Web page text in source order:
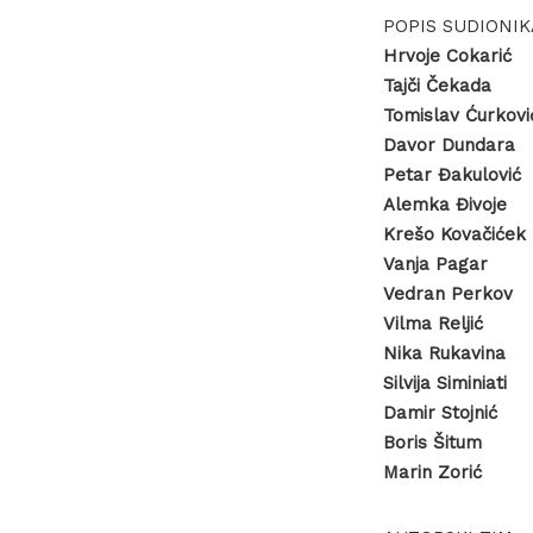
POPIS
Hrvoje Cokarić
Tajči Čekada
Tomislav
Davor Dundara
Petar Đakulović
Alemka Đivoje
Krešo Kovačićek
Vanja Pagar
Vedran Perkov
Vilma Reljić
Nika Rukavina
Silvija Siminiati
Damir Stojnić
Boris Šitum
Marin Zorić